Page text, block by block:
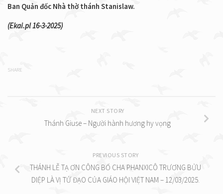
Ban Quản đốc Nhà thờ thánh Stanislaw.
(Ekai.pl 16-3-2025)
SHARE
NEXT STORY
Thánh Giuse – Người hành hương hy vọng
PREVIOUS STORY
THÁNH LỄ TẠ ƠN CÔNG BỐ CHA PHANXICÔ TRƯƠNG BỬU
DIỆP LÀ VỊ TỬ ĐẠO CỦA GIÁO HỘI VIỆT NAM – 12/03/2025.